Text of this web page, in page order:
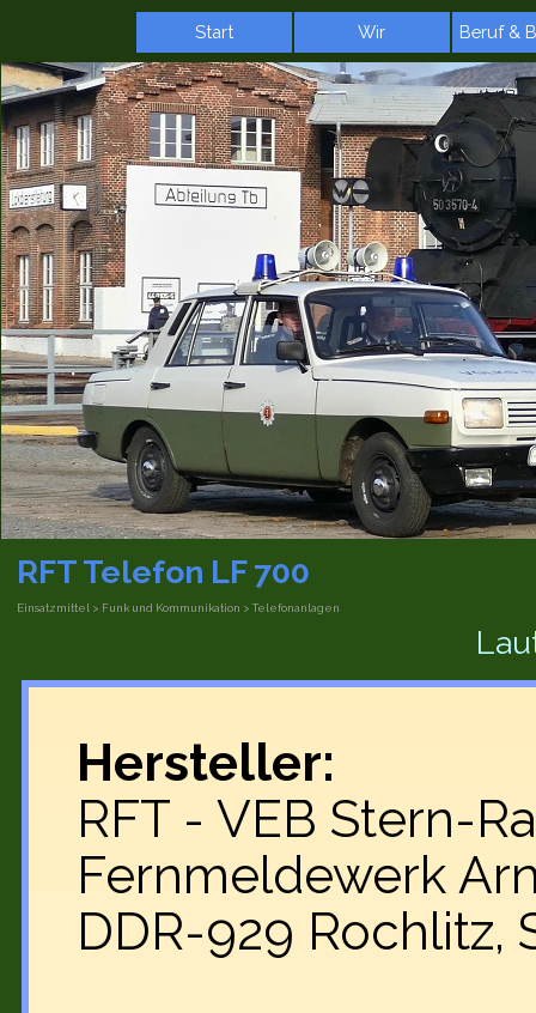
Direkt zum Seiteninhalt
Start
Wir ▼
Beruf &
RFT Telefon LF 700
Einsatzmittel > Funk und Kommunikation > Telefonanlagen
Hersteller:
RFT - VEB Stern-
Fernmeldewerk
DDR-929 Rochlitz,